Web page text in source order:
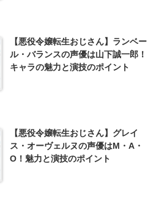
【悪役令嬢転生おじさん】ランベー
ル・バランスの声優は山下誠一郎！
キャラの魅力と演技のポイント
【悪役令嬢転生おじさん】グレイ
ス・オーヴェルヌの声優はM・A・
O！魅力と演技のポイント